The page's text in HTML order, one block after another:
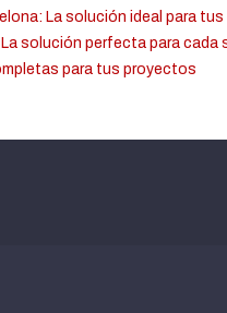
La solución ideal para
solución perfecta para cada
para tus proyectos